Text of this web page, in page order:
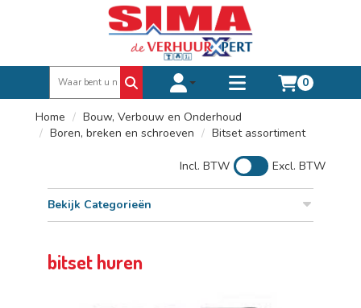
Toggle account dropdown
Toggle
menu
0
Home
Bouw, Verbouw en Onderhoud
Boren, breken en schroeven
Bitset assortiment
Incl. BTW Excl. BTW
Bekijk Categorieën
bitset huren